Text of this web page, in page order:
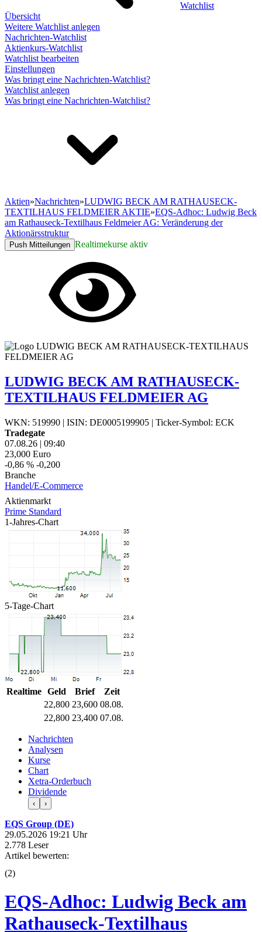
Watchlist
Übersicht
Weitere Watchlist anlegen
Nachrichten-Watchlist
Aktienkurs-Watchlist
Watchlist bearbeiten
Einstellungen
Was bringt eine Nachrichten-Watchlist?
Watchlist anlegen
Was bringt eine Nachrichten-Watchlist?
Aktien»Nachrichten»LUDWIG BECK AM RATHAUSECK-
TEXTILHAUS FELDMEIER AKTIE»EQS-Adhoc: Ludwig Beck
am Rathauseck-Textilhaus Feldmeier AG: Veränderung der
Aktionärsstruktur
Push Mitteilungen Realtimekurse aktiv
LUDWIG BECK AM RATHAUSECK-
TEXTILHAUS FELDMEIER AG
WKN: 519990 | ISIN: DE0005199905 | Ticker-Symbol: ECK
Tradegate
07.08.26 | 09:40
23,000 Euro
-0,86 % -0,200
Branche
Handel/E-Commerce
Aktienmarkt
Prime Standard
1-Jahres-Chart
5-Tage-Chart
Realtime Geld Brief
Zeit
22,800 23,600 08.08.
22,800 23,400 07.08.
Nachrichten
Analysen
Kurse
Chart
Xetra-Orderbuch
Dividende
‹ ›
EQS Group (DE)
29.05.2026 19:21 Uhr
2.778 Leser
Artikel bewerten:
(2)
EQS-Adhoc: Ludwig Beck am
Rathauseck-Textilhaus